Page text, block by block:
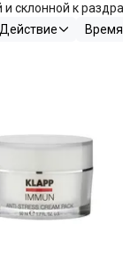
склонной к
Действие